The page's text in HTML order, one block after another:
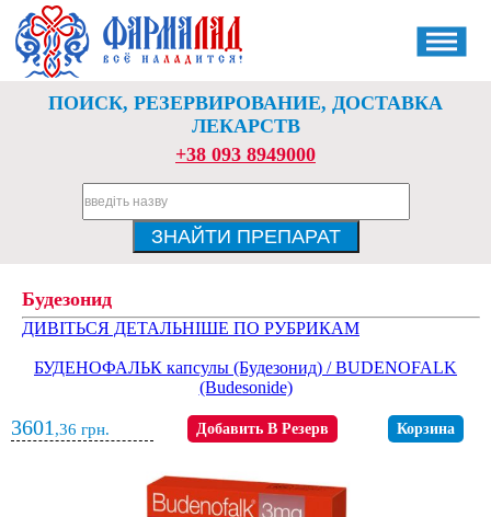
ПОИСК, РЕЗЕРВИРОВАНИЕ, ДОСТАВКА
ЛЕКАРСТВ
+38 093 8949000
Будезонид
ДИВІТЬСЯ ДЕТАЛЬНІШЕ ПО РУБРИКАМ
БУДЕНОФАЛЬК капсулы (Будезонид) / BUDENOFALK
(Budesonide)
3601 ,36 грн. Добавить В Резерв Корзина